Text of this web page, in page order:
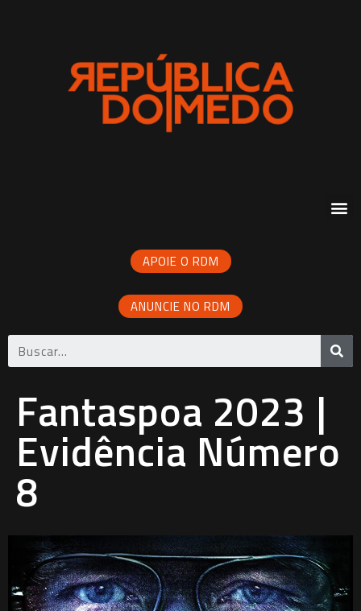
APOIE O RDM
ANUNCIE NO RDM
Fantaspoa 2023 |
Evidência Número
8